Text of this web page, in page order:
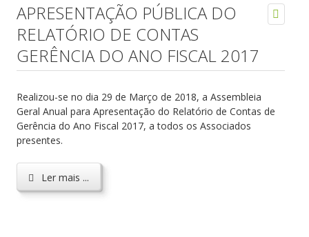
APRESENTAÇÃO PÚBLICA DO
RELATÓRIO DE CONTAS
GERÊNCIA DO ANO FISCAL 2017
Realizou-se no dia 29 de Março de 2018, a Assembleia
Geral Anual para Apresentação do Relatório de Contas de
Gerência do Ano Fiscal 2017, a todos os Associados
presentes.
Ler mais ...